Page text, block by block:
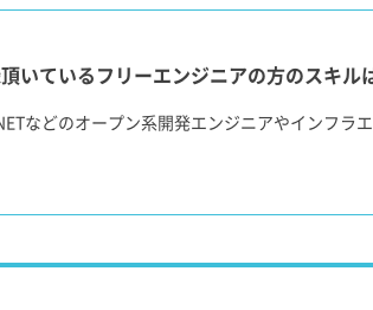
いているフリーエンジニアの方のスキル
などのオープン系開発エンジニアやインフラ